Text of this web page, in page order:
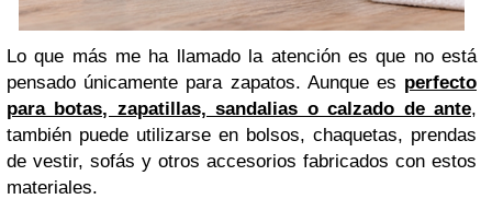
Lo que más me ha llamado la atención es que no está
pensado únicamente para zapatos. Aunque es perfecto
para botas, zapatillas, sandalias o calzado de ante,
también puede utilizarse en bolsos, chaquetas, prendas
de vestir, sofás y otros accesorios fabricados con estos
materiales.